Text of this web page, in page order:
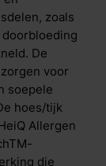
is de
Deze
dit voel
De laag is
slaapt.
verzekerd
nacht.De
zoals
De
voor
soepele
hoes/tijk
Allergen
die